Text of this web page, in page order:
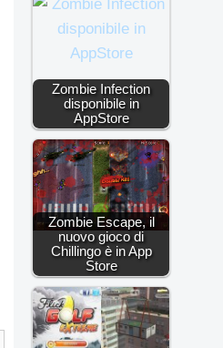
Zombie Infection
disponibile in
AppStore
Zombie Escape, il
nuovo gioco di
Chillingo è in App
Store